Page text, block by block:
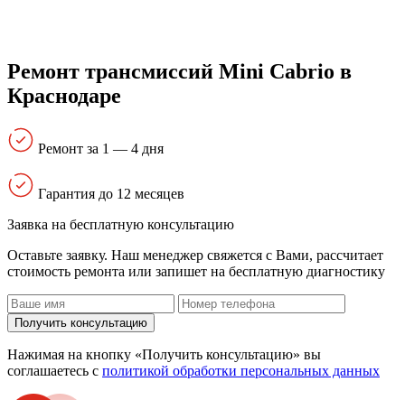
Ремонт трансмиссий Mini Cabrio в
Краснодаре
Ремонт за 1 — 4 дня
Гарантия до 12 месяцев
Заявка на бесплатную консультацию
Оставьте заявку. Наш менеджер свяжется с Вами, расcчитает
стоимость ремонта или запишет на бесплатную диагностику
Получить консультацию
Нажимая на кнопку «Получить консультацию» вы
соглашаетесь с политикой обработки персональных данных